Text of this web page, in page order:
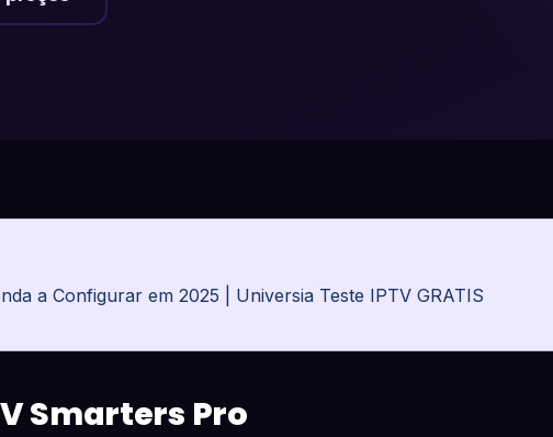
a Configurar em 2025 | Universia Teste IPTV GRATIS
Smarters Pro